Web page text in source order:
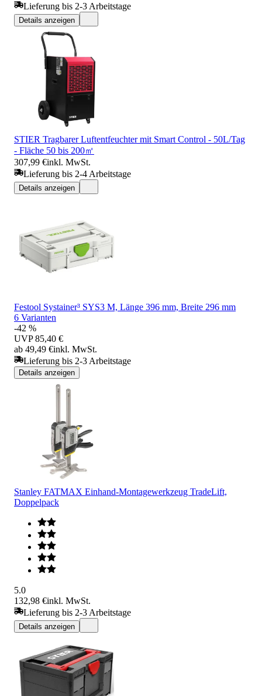
Lieferung bis 2-3 Arbeitstage
Details anzeigen
STIER Tragbarer Luftentfeuchter mit Smart Control - 50L/Tag
- Fläche 50 bis 200㎡
307,99 €inkl. MwSt.
Lieferung bis 2-4 Arbeitstage
Details anzeigen
Festool Systainer³ SYS3 M, Länge 396 mm, Breite 296 mm
6 Varianten
-42 %
UVP 85,40 €
ab 49,49 €inkl. MwSt.
Lieferung bis 2-3 Arbeitstage
Details anzeigen
Stanley FATMAX Einhand-Montagewerkzeug TradeLift,
Doppelpack
5.0
132,98 €inkl. MwSt.
Lieferung bis 2-3 Arbeitstage
Details anzeigen